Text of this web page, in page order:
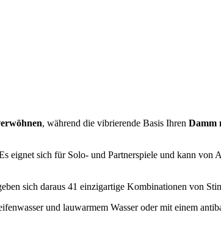
, während die vibrierende Basis Ihren Damm
eignet sich für Solo- und Partnerspiele und kann von
sich daraus 41 einzigartige Kombinationen von
und lauwarmem Wasser oder mit einem